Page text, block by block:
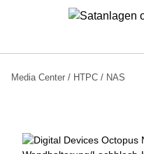
Media Center / HTPC / NAS